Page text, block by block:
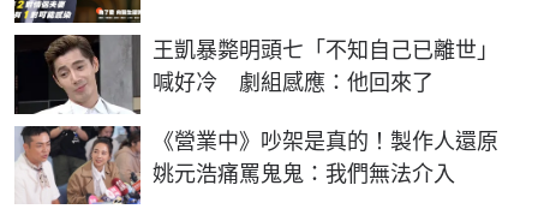
王凱暴斃明頭七「不知自己已離世」
喊好冷 劇組感應：他回來了
《營業中》吵架是真的！製作人還原
姚元浩痛罵鬼鬼：我們無法介入